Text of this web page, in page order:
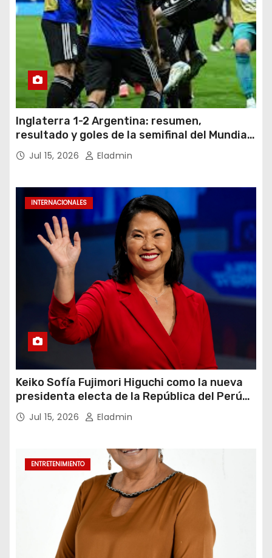
Inglaterra 1-2 Argentina: resumen,
resultado y goles de la semifinal del Mundial
2026Jul 15, 2026 Eladmin
INTERNACIONALES
Keiko Sofía Fujimori Higuchi como la nueva
presidenta electa de la República del Perú
para el periodo constitucional 2026-2031
Jul 15, 2026 Eladmin
ENTRETENIMIENTO